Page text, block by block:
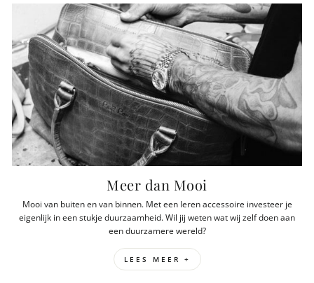
Meer dan Mooi
Mooi van buiten en van binnen. Met een leren accessoire investeer je
eigenlijk in een stukje duurzaamheid. Wil jij weten wat wij zelf doen aan
een duurzamere wereld?
LEES MEER +